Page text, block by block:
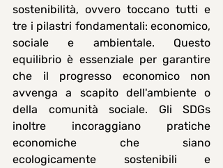
sostenibilità, ovvero toccano tutti e
tre i pilastri fondamentali: economico,
sociale e ambientale. Questo
equilibrio è essenziale per garantire
che il progresso economico non
avvenga a scapito dell'ambiente o
della comunità sociale. Gli SDGs
inoltre incoraggiano pratiche
economiche che siano
ecologicamente sostenibili e